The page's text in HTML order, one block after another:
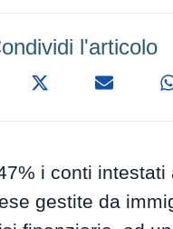
l'articolo
i conti intestati
gestite da